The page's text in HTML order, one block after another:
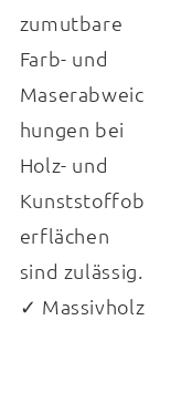
zumutbare
Farb- und
Maserabweic
hungen bei
Holz- und
Kunststoffob
erflächen
sind zulässig.
✓ Massivholz